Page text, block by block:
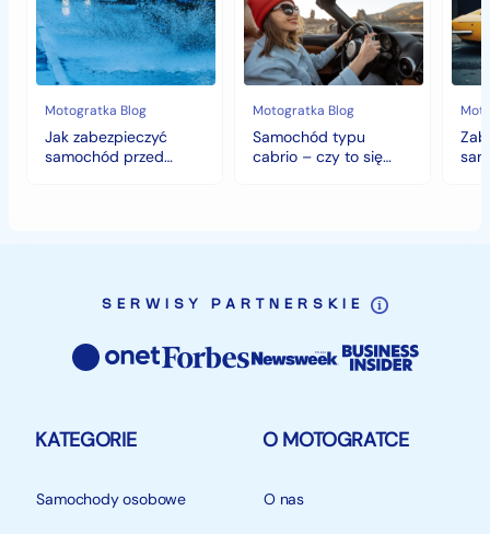
przed
jesiennymi
chłodami
i
deszczem?
Motogratka Blog
Jak zabezpieczyć
samochód przed
–
czy
to
się
opłaca
w
polskim
klimacie?
Motogratka Blog
Samochód typu
cabrio – czy to się
SERWISY PARTNERSKIE
KATEGORIE
Samochody osobowe
O MOTOGRATCE
O nas